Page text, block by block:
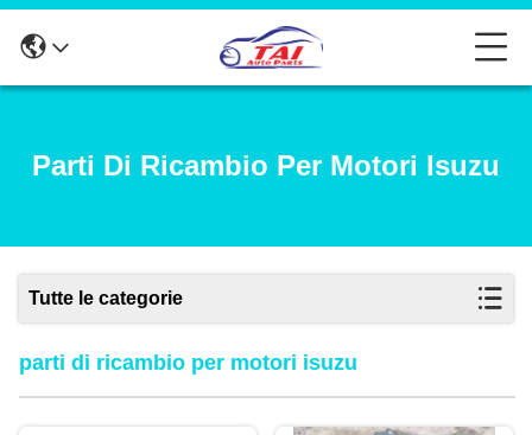
Parti Di Ricambio Per Motori Isuzu
Tutte le categorie
parti di ricambio per motori isuzu